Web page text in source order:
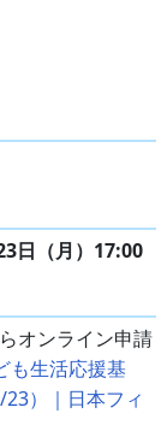
日（月）17:00
オンライン申請
も生活応援基
）｜日本フィ